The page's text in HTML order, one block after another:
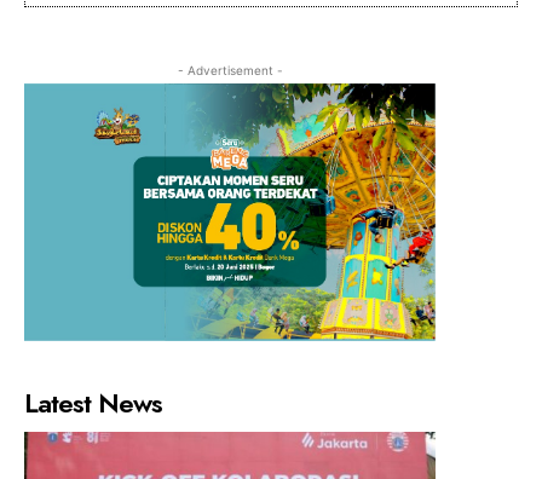
- Advertisement -
Latest News